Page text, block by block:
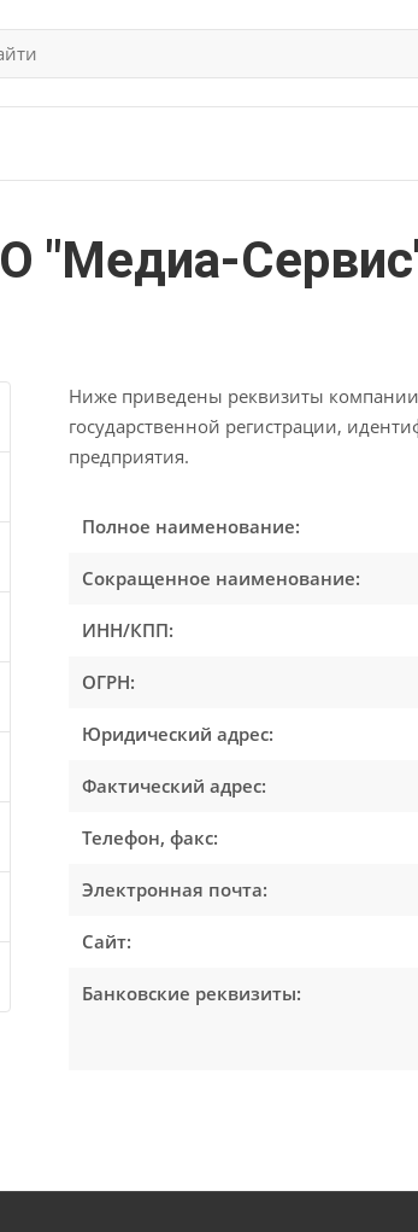
"Медиа-
Ниже приведены реквизиты
государственной регистрации,
предприятия.
Полное наименование:
Сокращенное наименование:
ИНН/КПП:
ОГРН:
Юридический адрес:
Фактический адрес:
Телефон, факс:
Электронная почта:
Сайт:
Банковские реквизиты: